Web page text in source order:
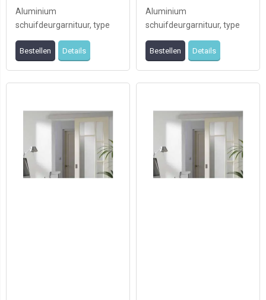
Aluminium
schuifdeurgarnituur, type
Husky, raillengte 1800mm
Bestellen Details
Aluminium
schuifdeurgarnituur, type
Husky, raillengte 2000mm
Bestellen Details